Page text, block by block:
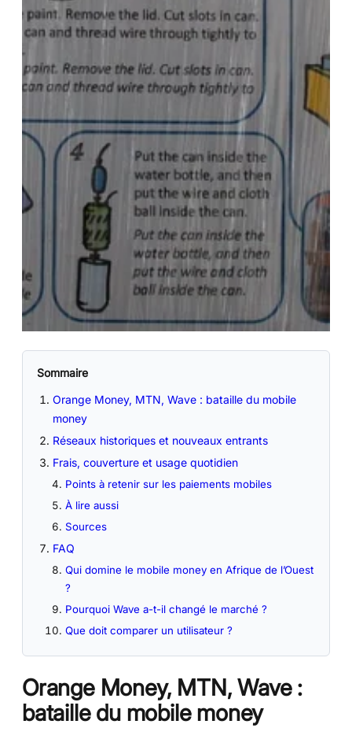
Sommaire
Orange Money, MTN, Wave : bataille du mobile
money
Réseaux historiques et nouveaux entrants
Frais, couverture et usage quotidien
Points à retenir sur les paiements mobiles
À lire aussi
Sources
FAQ
Qui domine le mobile money en Afrique de l’Ouest
?
Pourquoi Wave a-t-il changé le marché ?
Que doit comparer un utilisateur ?
Orange Money, MTN, Wave :
bataille du mobile money